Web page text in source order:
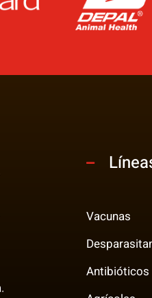
Vacunas
Antibióticos